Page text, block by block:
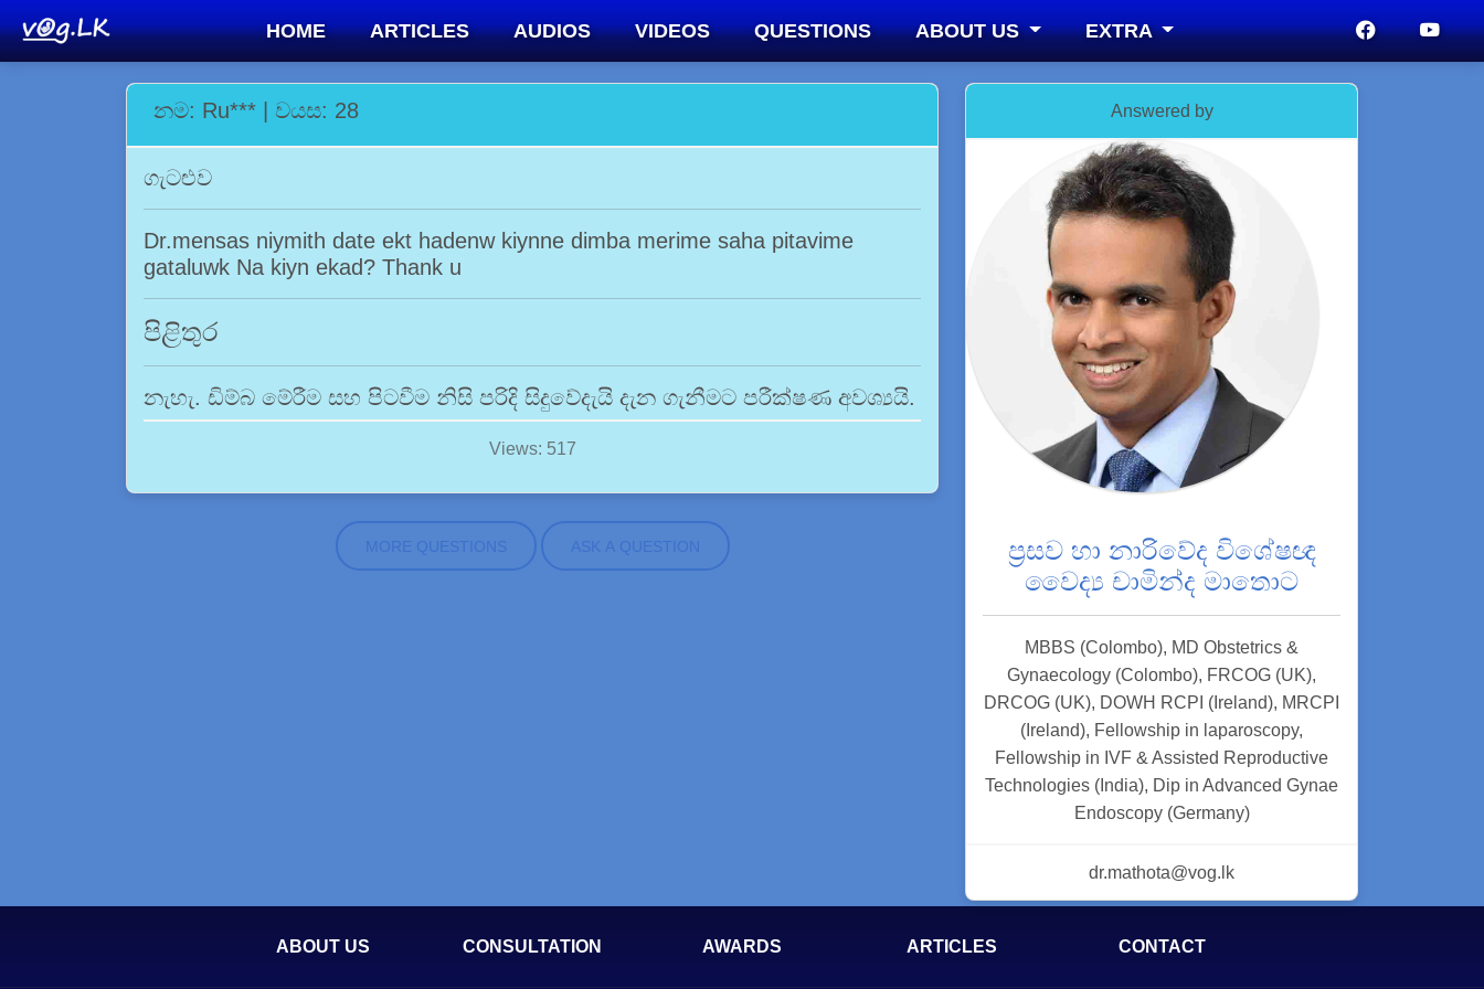
HOME ARTICLES AUDIOS VIDEOS QUESTIONS ABOUT US EXTRA
නම: Ru*** | වයස: 28
ගැටළුව
Dr.mensas niymith date ekt hadenw kiynne dimba merime saha pitavime
gataluwk Na kiyn ekad? Thank u
පිළිතුර
නැහැ. ඩිම්බ මේරීම සහ පිටවීම නිසි පරිදි සිදුවේදැයි දැන ගැනීමට පරීක්ෂණ අවශ්‍යයි.
Views: 517
MORE QUESTIONS ASK A QUESTION
Answered by
ප්‍රසව හා නාරිවේද විශේෂඥ
වෛද්‍ය චාමින්ද මාතොට
MBBS (Colombo), MD Obstetrics &
Gynaecology (Colombo), FRCOG (UK),
DRCOG (UK), DOWH RCPI (Ireland), MRCPI
(Ireland), Fellowship in laparoscopy,
Fellowship in IVF & Assisted Reproductive
Technologies (India), Dip in Advanced Gynae
Endoscopy (Germany)
dr.mathota@vog.lk
ABOUT US CONSULTATION AWARDS ARTICLES CONTACT